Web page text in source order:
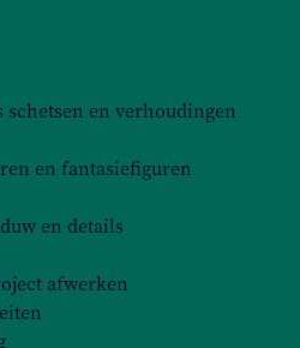
schetsen en verhoudingen
en fantasiefiguren
en details
afwerken